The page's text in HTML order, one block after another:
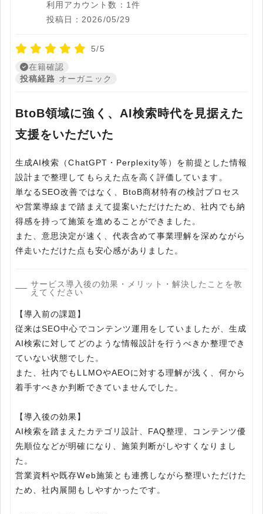
利用アカウント数：1件
投稿日：2026/05/29
5/5
在籍確認
投稿経路 オーガニック
BtoB領域に強く、AI検索時代を見据えた
支援をいただいた
生成AI検索（ChatGPT・Perplexity等）を前提とした情報
設計まで整理してもらえた点を高く評価しています。
単なるSEO改善ではなく、BtoB商材特有の検討プロセス
や営業導線まで踏まえて提案いただけたため、社内でも納
得感を持って施策を進めることができました。
また、意思決定が速く、代表含めて事業理解を深めながら
伴走いただけた点も安心感がありました。
サービス導入後の効果・メリット・解決したことを教
えてください
【導入前の課題】
従来はSEO中心でコンテンツ運用をしていましたが、生成
AI検索に対してどのような情報設計を行うべきか整理でき
ていない状態でした。
また、社内でもLLMOやAEOに対する理解が浅く、何から
着手すべきか判断できていませんでした。
【導入後の効果】
AI検索を踏まえたカテゴリ設計、FAQ整理、コンテンツ優
先順位などが明確になり、施策判断がしやすくなりまし
た。
営業資料や既存Web施策とも連携しながら整理いただけた
ため、社内展開もしやすかったです。